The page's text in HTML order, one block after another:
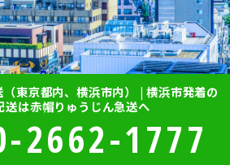
東京都内、横浜市内） | 横浜市発着の
送は赤帽りゅうじん急送へ
2662-1777